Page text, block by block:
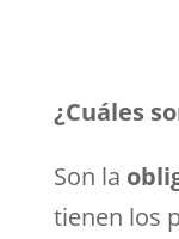
¿Cuáles
Son la
tienen los